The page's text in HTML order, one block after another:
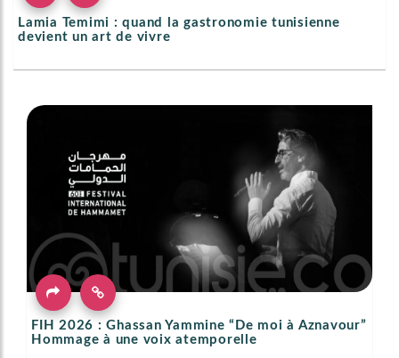
Lamia Temimi : quand la gastronomie tunisienne
devient un art de vivre
FIH 2026 : Ghassan Yammine “De moi à Aznavour”
Hommage à une voix atemporelle